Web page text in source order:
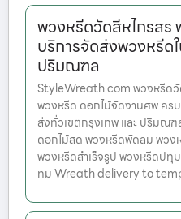
พวงหรีดวัดสีหไกรสร
บริการจัดส่งพวงหรีด
ปริมณฑล
StyleWreath.com พวงหรีดวั
พวงหรีด ดอกไม้จัดงานศพ คร
ส่งทั่วเขตกรุงเทพ และ ปริมณ
ดอกไม้สด พวงหรีดพัดลม พวง
พวงหรีดสำเร็จรูป พวงหรีดป
ทม Wreath delivery to